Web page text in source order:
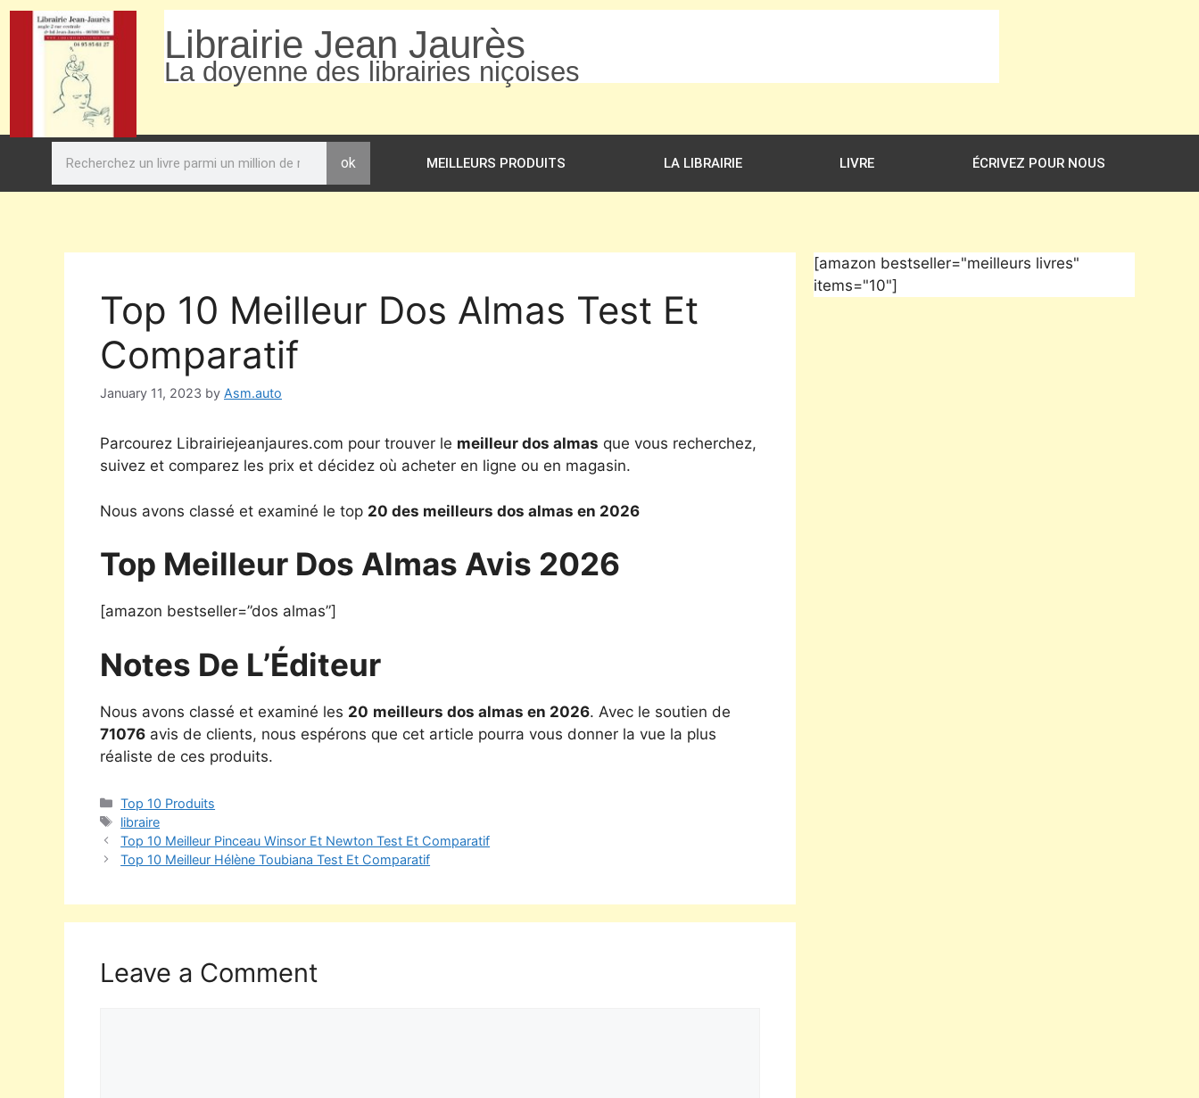
Librairie Jean Jaurès
La doyenne des librairies niçoises
ok MEILLEURS PRODUITS LA LIBRAIRIE LIVRE ÉCRIVEZ POUR NOUS
Top 10 Meilleur Dos Almas Test Et
Comparatif
January 11, 2023 by Asm.auto
Parcourez Librairiejeanjaures.com pour trouver le meilleur dos almas que vous recherchez,
suivez et comparez les prix et décidez où acheter en ligne ou en magasin.
Nous avons classé et examiné le top 20 des meilleurs dos almas en 2026
Top Meilleur Dos Almas Avis 2026
[amazon bestseller=”dos almas”]
Notes De L’Éditeur
Nous avons classé et examiné les 20 meilleurs dos almas en 2026. Avec le soutien de
71076 avis de clients, nous espérons que cet article pourra vous donner la vue la plus
réaliste de ces produits.
Top 10 Produits
libraire
Top 10 Meilleur Pinceau Winsor Et Newton Test Et Comparatif
Top 10 Meilleur Hélène Toubiana Test Et Comparatif
Leave a Comment
[amazon bestseller="meilleurs livres"
items="10"]